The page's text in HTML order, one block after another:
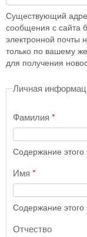
Существующий
сообщения с сайта
электронной почты
только по вашему
для получения
Личная
Фамилия*
Содержание
Имя*
Содержание
Отчество